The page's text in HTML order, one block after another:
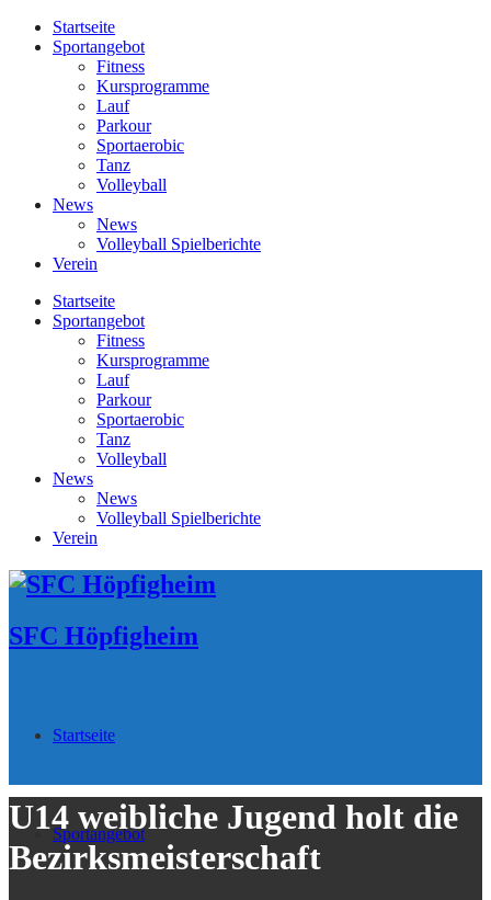
Startseite
Sportangebot
Fitness
Kursprogramme
Lauf
Parkour
Sportaerobic
Tanz
Volleyball
News
News
Volleyball Spielberichte
Verein
Startseite
Sportangebot
Fitness
Kursprogramme
Lauf
Parkour
Sportaerobic
Tanz
Volleyball
News
News
Volleyball Spielberichte
Verein
SFC Höpfigheim
Startseite
Sportangebot
U14 weibliche Jugend holt die
Bezirksmeisterschaft